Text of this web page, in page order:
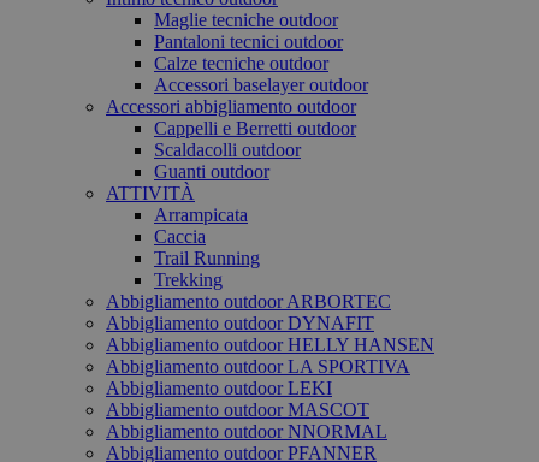
Maglie tecniche outdoor
Pantaloni tecnici outdoor
Calze tecniche outdoor
Accessori baselayer outdoor
Accessori abbigliamento outdoor
Cappelli e Berretti outdoor
Scaldacolli outdoor
Guanti outdoor
ATTIVITÀ
Arrampicata
Caccia
Trail Running
Trekking
Abbigliamento outdoor ARBORTEC
Abbigliamento outdoor DYNAFIT
Abbigliamento outdoor HELLY HANSEN
Abbigliamento outdoor LA SPORTIVA
Abbigliamento outdoor LEKI
Abbigliamento outdoor MASCOT
Abbigliamento outdoor NNORMAL
Abbigliamento outdoor PFANNER